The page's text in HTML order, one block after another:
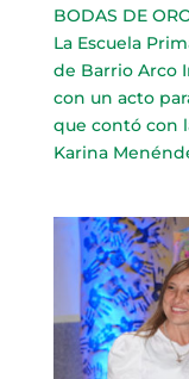
BODAS DE
La Escuela
de Barrio Arco
con un acto
que contó con
Karina